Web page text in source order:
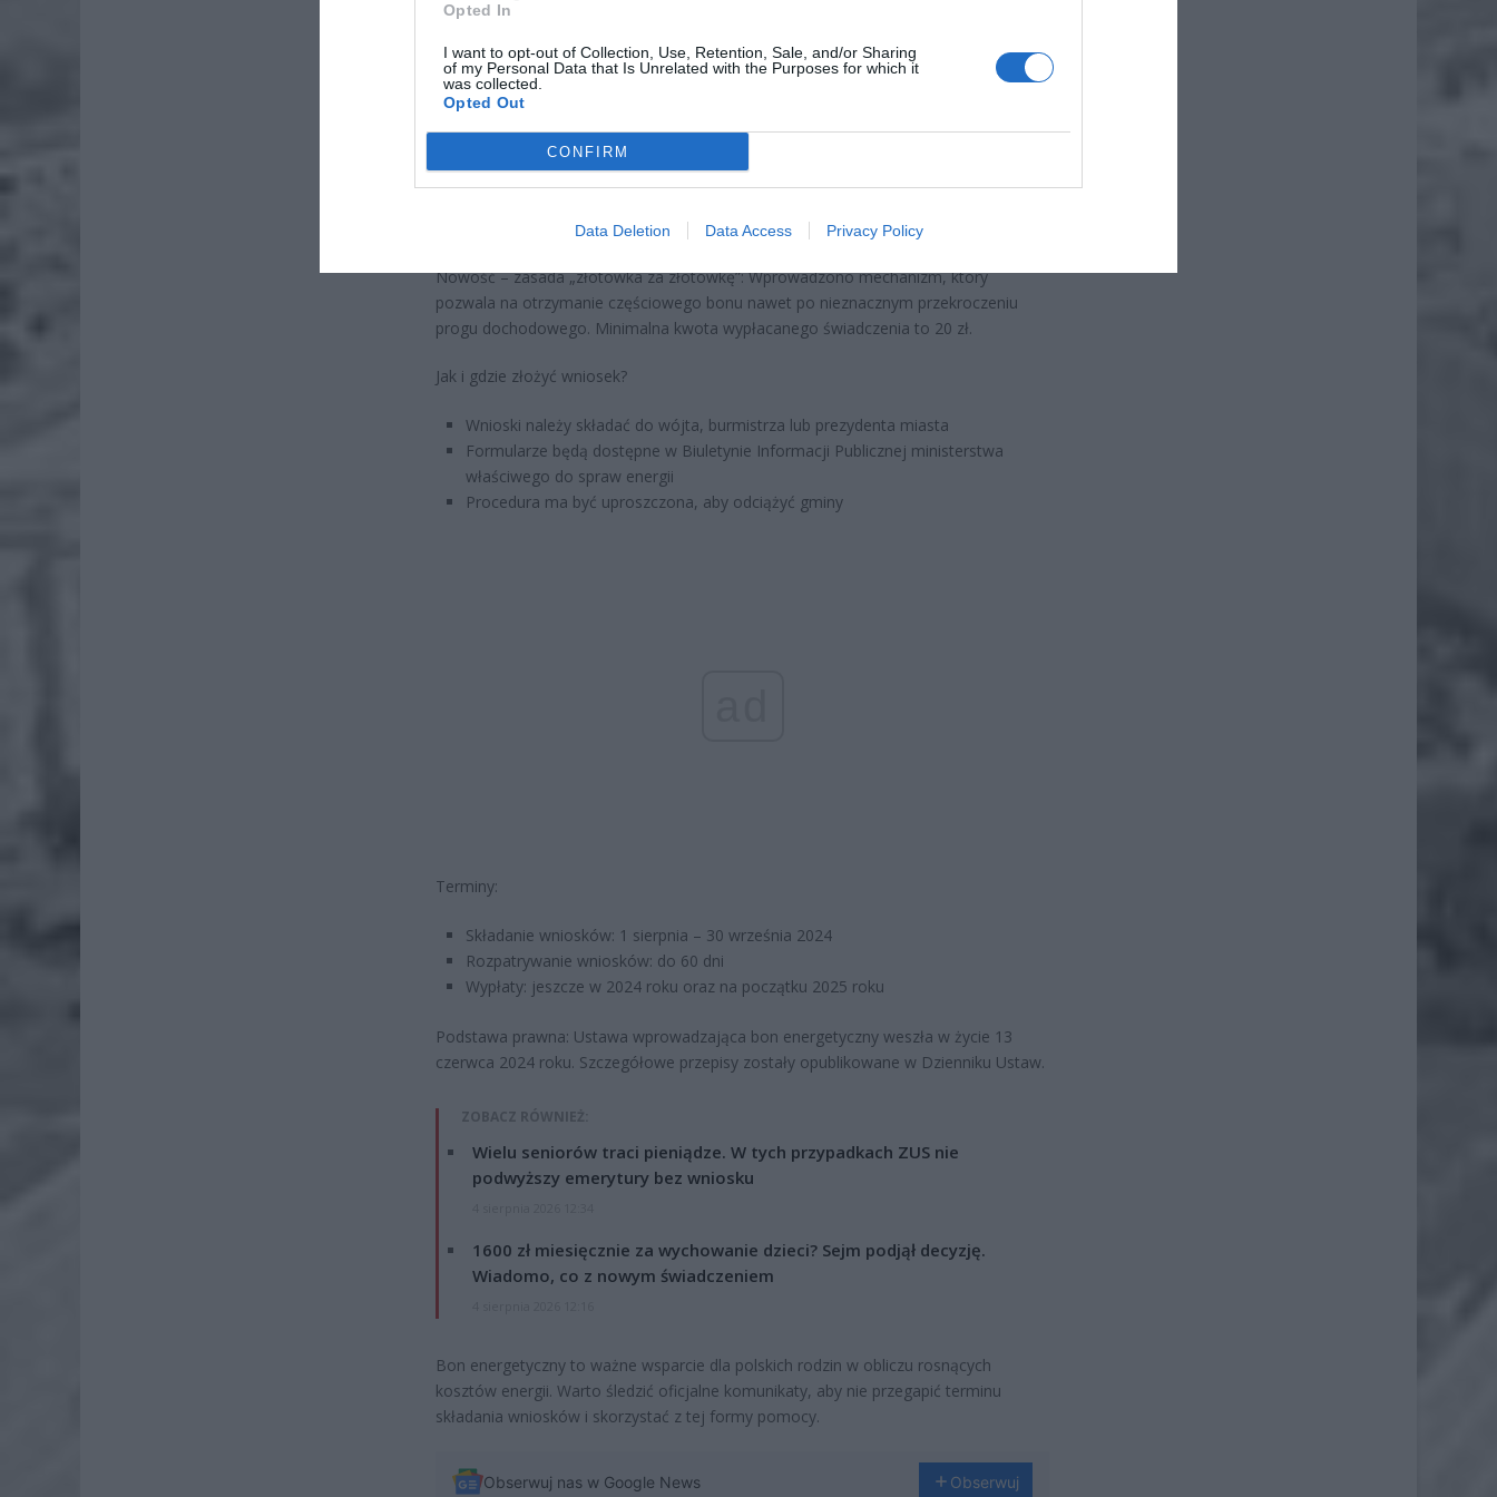
Opted In
I want to opt-out of Collection, Use, Retention, Sale, and/or Sharing
of my Personal Data that Is Unrelated with the Purposes for which it
was collected.
Opted Out
CONFIRM
Data Deletion Data Access Privacy Policy
2500 zł na osobę w gospodarstwie jednoosobowym
1700 zł na osobę w gospodarstwie wieloosobowym
Wysokość bonu: Kwota wsparcia waha się od 300 zł do 1200 zł, zależnie od:
Rodzaju używanego ogrzewania
Nowość – zasada „złotówka za złotówkę”: Wprowadzono mechanizm, który
pozwala na otrzymanie częściowego bonu nawet po nieznacznym przekroczeniu
progu dochodowego. Minimalna kwota wypłacanego świadczenia to 20 zł.
Jak i gdzie złożyć wniosek?
Wnioski należy składać do wójta, burmistrza lub prezydenta miasta
Formularze będą dostępne w Biuletynie Informacji Publicznej ministerstwa
właściwego do spraw energii
Procedura ma być uproszczona, aby odciążyć gminy
Terminy:
Składanie wniosków: 1 sierpnia – 30 września 2024
Rozpatrywanie wniosków: do 60 dni
Wypłaty: jeszcze w 2024 roku oraz na początku 2025 roku
Podstawa prawna: Ustawa wprowadzająca bon energetyczny weszła w życie 13
czerwca 2024 roku. Szczegółowe przepisy zostały opublikowane w Dzienniku Ustaw.
ZOBACZ RÓWNIEŻ:
Wielu seniorów traci pieniądze. W tych przypadkach ZUS nie
podwyższy emerytury bez wniosku
1600 zł miesięcznie za wychowanie dzieci? Sejm podjął decyzję.
Wiadomo, co z nowym świadczeniem
Bon energetyczny to ważne wsparcie dla polskich rodzin w obliczu rosnących
kosztów energii. Warto śledzić oficjalne komunikaty, aby nie przegapić terminu
składania wniosków i skorzystać z tej formy pomocy.
Obserwuj nas w Google News Obserwuj